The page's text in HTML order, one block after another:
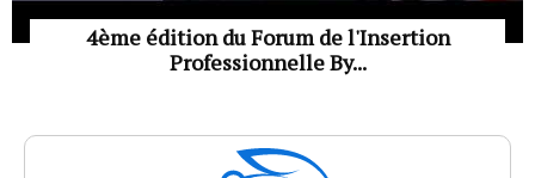
4ème édition du Forum de l'Insertion
Professionnelle By...